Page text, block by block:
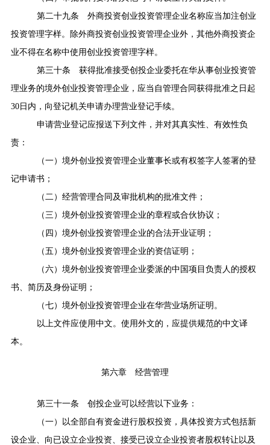
第二十九条 外商投资创业投资管理企业名称应当加注创业
投资管理字样。除外商投资创业投资管理企业外，其他外商投资企
业不得在名称中使用创业投资管理字样。
第三十条 获得批准接受创投企业委托在华从事创业投资管
理业务的境外创业投资管理企业，应当自管理合同获得批准之日起
30日内，向登记机关申请办理营业登记手续。
申请营业登记应报送下列文件，并对其真实性、有效性负
责：
（一）境外创业投资管理企业董事长或有权签字人签署的登
记申请书；
（二）经营管理合同及审批机构的批准文件；
（三）境外创业投资管理企业的章程或合伙协议；
（四）境外创业投资管理企业的合法开业证明；
（五）境外创业投资管理企业的资信证明；
（六）境外创业投资管理企业委派的中国项目负责人的授权
书、简历及身份证明；
（七）境外创业投资管理企业在华营业场所证明。
以上文件应使用中文。使用外文的，应提供规范的中文译
本。
第六章 经营管理
第三十一条 创投企业可以经营以下业务：
（一）以全部自有资金进行股权投资，具体投资方式包括新
设企业、向已设立企业投资、接受已设立企业投资者股权转让以及